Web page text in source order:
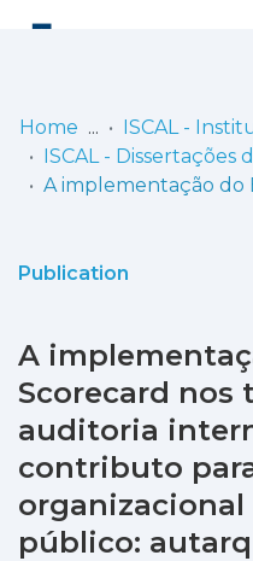
Communities
Statistics
Home
Publication
A
Scorecard nos
auditoria
contributo
organizacional
público: